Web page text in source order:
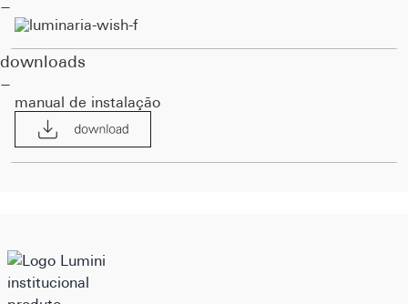
downloads
manual de instalação
institucional